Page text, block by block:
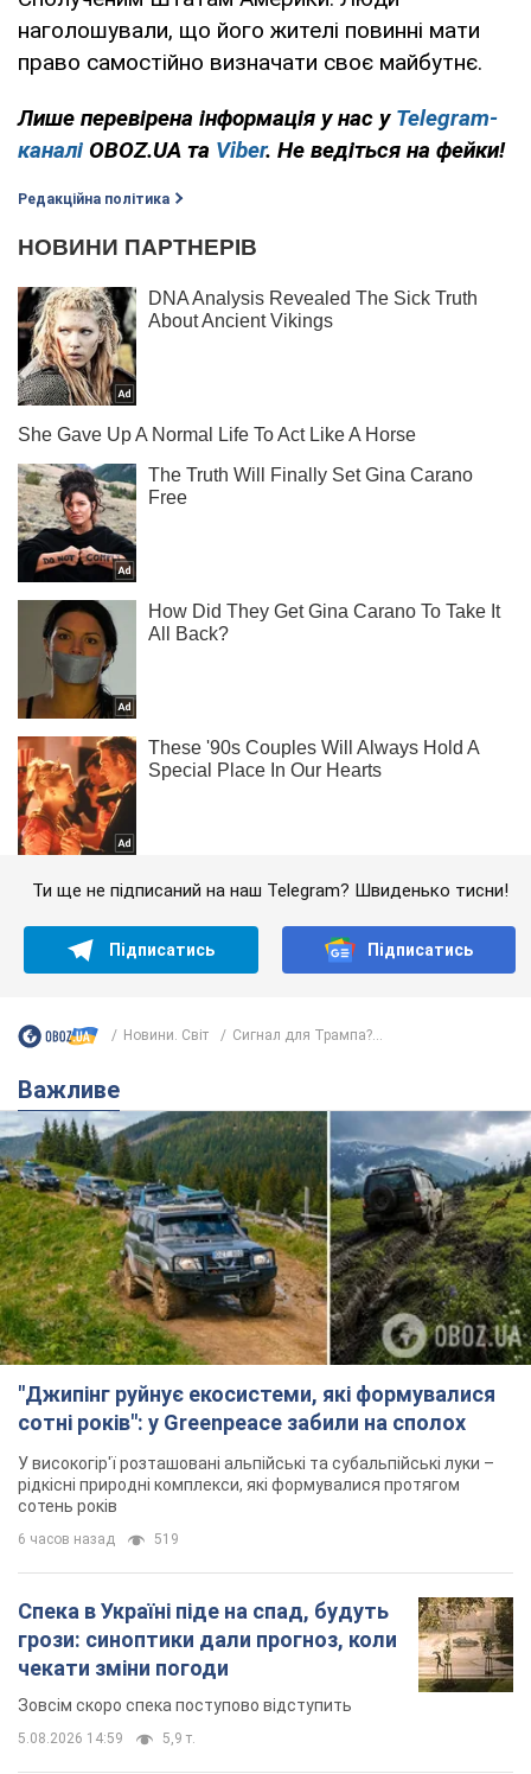
наголошували, що його жителі повинні мати
право самостійно визначати своє майбутнє.
Лише перевірена інформація у нас у Telegram-
каналі OBOZ.UA та Viber. Не ведіться на фейки!
Редакційна політика
Ти ще не підписаний на наш Telegram? Швиденько тисни!
Підписатись Підписатись
Новини. Світ Сигнал для Трампа?...
Важливе
"Джипінг руйнує екосистеми, які формувалися
сотні років": у Greenpeace забили на сполох
У високогір'ї розташовані альпійські та субальпійські луки –
рідкісні природні комплекси, які формувалися протягом
сотень років
6 часов назад 519
Спека в Україні піде на спад, будуть
грози: синоптики дали прогноз, коли
чекати зміни погоди
Зовсім скоро спека поступово відступить
5.08.2026 14:59 5,9 т.